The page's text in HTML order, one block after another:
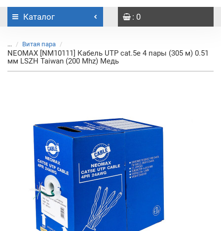
Каталог : 0
... Витая пара
NEOMAX [NM10111] Кабель UTP cat.5e 4 пары (305 м) 0.51
мм LSZH Taiwan (200 Mhz) Медь